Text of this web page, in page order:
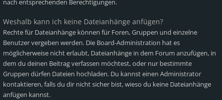
nach entsprechenden Berechtigungen.
Weshalb kann ich keine Dateianhänge anfügen?
Rechte für Dateianhänge können für Foren, Gruppen und einzelne
Benutzer vergeben werden. Die Board-Administration hat es
möglicherweise nicht erlaubt, Dateianhänge in dem Forum anzufügen, in
dem du deinen Beitrag verfassen möchtest, oder nur bestimmte
Gruppen dürfen Dateien hochladen. Du kannst einen Administrator
kontaktieren, falls du dir nicht sicher bist, wieso du keine Dateianhänge
anfügen kannst.